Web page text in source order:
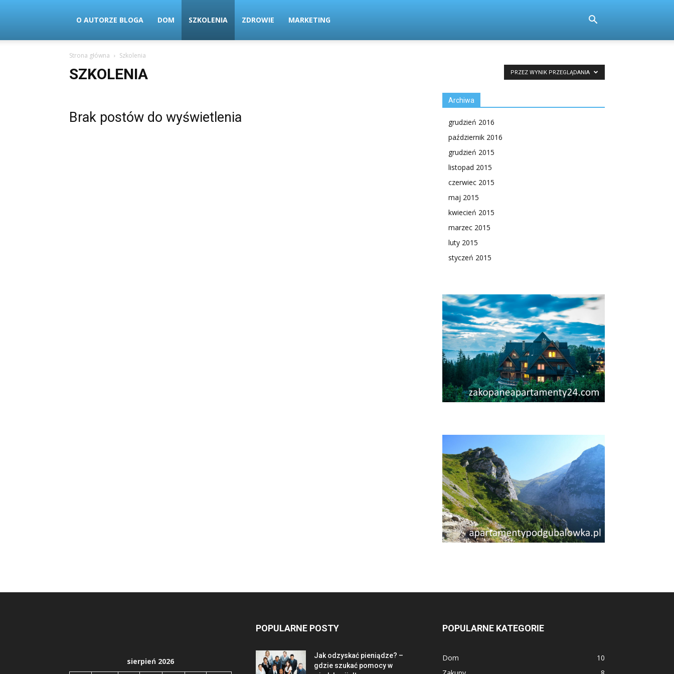
O AUTORZE BLOGA DOM SZKOLENIA ZDROWIE MARKETING
Strona główna Szkolenia
SZKOLENIA PRZEZ WYNIK PRZEGLĄDANIA
Brak postów do wyświetlenia
Archiwa
grudzień 2016
październik 2016
grudzień 2015
listopad 2015
czerwiec 2015
maj 2015
kwiecień 2015
marzec 2015
luty 2015
styczeń 2015
sierpień 2026
POPULARNE POSTY
Jak odzyskać pieniądze? –
gdzie szukać pomocy w
POPULARNE KATEGORIE
Dom
10